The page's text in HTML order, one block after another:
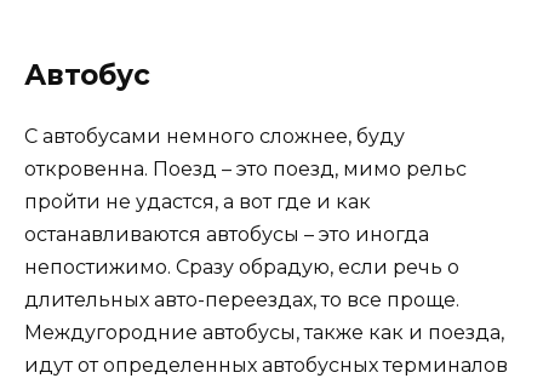
Автобус
С автобусами немного сложнее, буду
откровенна. Поезд – это поезд, мимо рельс
пройти не удастся, а вот где и как
останавливаются автобусы – это иногда
непостижимо. Сразу обрадую, если речь о
длительных авто-переездах, то все проще.
Междугородние автобусы, также как и поезда,
идут от определенных автобусных терминалов